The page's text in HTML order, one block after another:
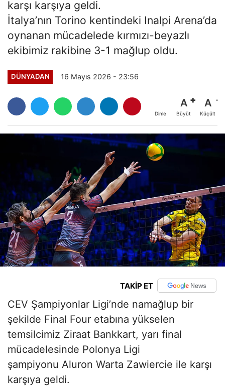
karşı karşıya geldi.
İtalya’nın Torino kentindeki Inalpi Arena’da
oynanan mücadelede kırmızı-beyazlı
ekibimiz rakibine 3-1 mağlup oldu.
DÜNYADAN 16 Mayıs 2026 - 23:56
Dinle
A
Büyüt
A
Küçült
TAKİP ET
CEV Şampiyonlar Ligi’nde namağlup bir
şekilde Final Four etabına yükselen
temsilcimiz Ziraat Bankkart, yarı final
mücadelesinde Polonya Ligi
şampiyonu Aluron Warta Zawiercie ile karşı
karşıya geldi.